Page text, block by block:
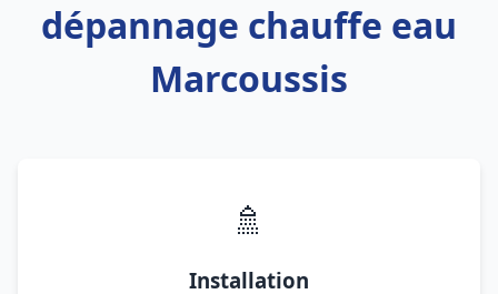
dépannage chauffe eau
Marcoussis
🚿
Installation